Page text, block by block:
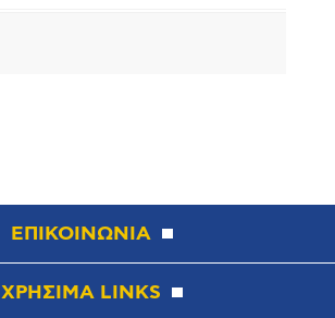
ΕΠΙΚΟΙΝΩΝΙΑ
ΧΡΗΣΙΜΑ LINKS